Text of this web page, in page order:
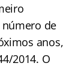
número de
anos,
2014. O